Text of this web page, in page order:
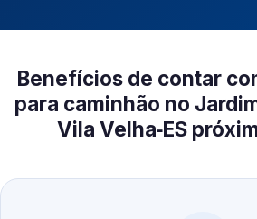
Benefícios de contar
para caminhão no
Vila Velha‑ES